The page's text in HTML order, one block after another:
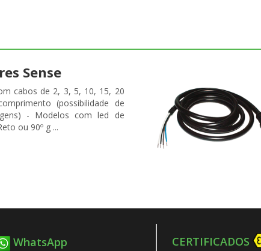
Sense
cabos de 2, 3, 5, 10, 15, 20
(possibilidade de
- Modelos com led de
ou 90º g ...
WhatsApp CERTIFICADOS